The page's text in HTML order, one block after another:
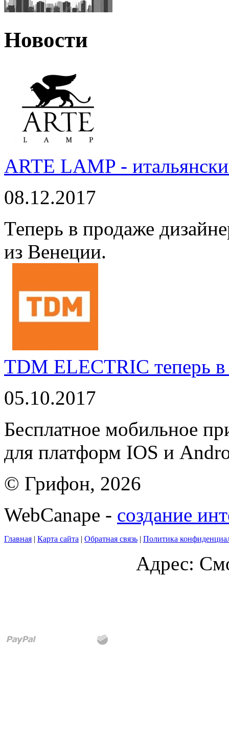
Новости
ARTE LAMP -
08.12.2017
Теперь в продаже
из Венеции.
TDM ELECTRIC теперь
05.10.2017
Бесплатное мобильное
для платформ IOS и
© Грифон, 2026
WebCanape - создание
Главная | Карта сайта | Обратная связь | Политика
Адрес: